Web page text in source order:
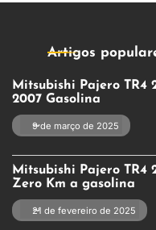
Artigos
Mitsubishi Pajero TR4
2007 Gasolina
9 de março de 2025
Mitsubishi Pajero TR4
Zero Km a gasolina
21 de fevereiro de 2025